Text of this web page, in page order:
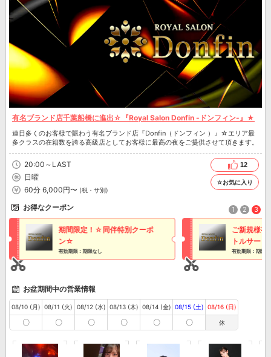
有名ブランド店千葉船橋に進出☆『Royal Salon Donfin -ドンフィン-』★
連日多くのお客様で賑わう有名ブランド店『Donfin（ドンフィン ）』☆エリア最
多クラスの在籍数を誇る高級店としてお客様に最高の夜をご提供させて頂きます。
20:00～LAST
日曜
60分 6,000円〜 (税・サ別)
12
☆お気に入り
お得なクーポン
期間限定！☆同伴特別クーポ
ン☆
有効期限：期限なし
ご新規様
トルサー
有効期限：期限な
1 2 3
お盆期間中の営業情報
08/10 (月)
〇
08/11 (火)
〇
08/12 (水)
〇
08/13 (木)
〇
08/14 (金)
〇
08/15 (土)
〇
08/16 (日)
休